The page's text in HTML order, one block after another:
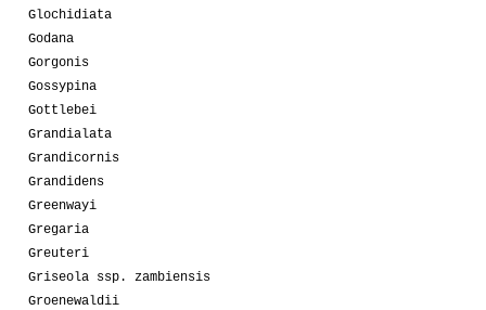
Glochidiata
Godana
Gorgonis
Gossypina
Gottlebei
Grandialata
Grandicornis
Grandidens
Greenwayi
Gregaria
Greuteri
Griseola ssp. zambiensis
Groenewaldii